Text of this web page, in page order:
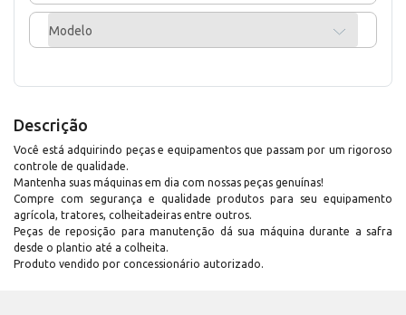
Modelo
Descrição
Você está adquirindo peças e equipamentos que passam por um rigoroso
controle de qualidade.
Mantenha suas máquinas em dia com nossas peças genuínas!
Compre com segurança e qualidade produtos para seu equipamento
agrícola, tratores, colheitadeiras entre outros.
Peças de reposição para manutenção dá sua máquina durante a safra
desde o plantio até a colheita.
Produto vendido por concessionário autorizado.